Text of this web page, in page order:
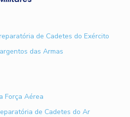
de Cadetes do Exército
das Armas
Força Aérea
de Cadetes do Ar